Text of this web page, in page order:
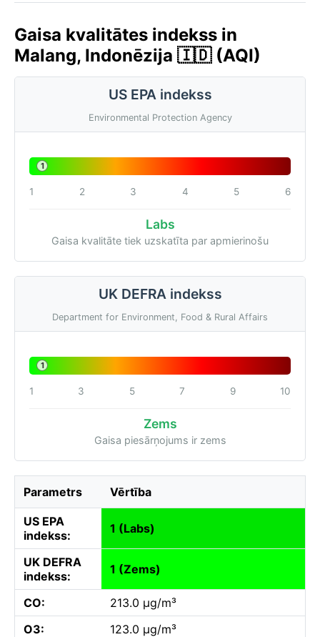
Gaisa kvalitātes indekss in
Malang, Indonēzija 🇮🇩 (AQI)
US EPA indekss
Environmental Protection Agency
1
1 2 3 4 5 6
Labs
Gaisa kvalitāte tiek uzskatīta par apmierinošu
UK DEFRA indekss
Department for Environment, Food & Rural Affairs
1
1 3 5 7 9 10
Zems
Gaisa piesārņojums ir zems
Parametrs Vērtība
US EPA
indekss:
1 (Labs)
UK DEFRA
indekss:
1 (Zems)
CO:
213.0 µg/m³
O3:
123.0 µg/m³